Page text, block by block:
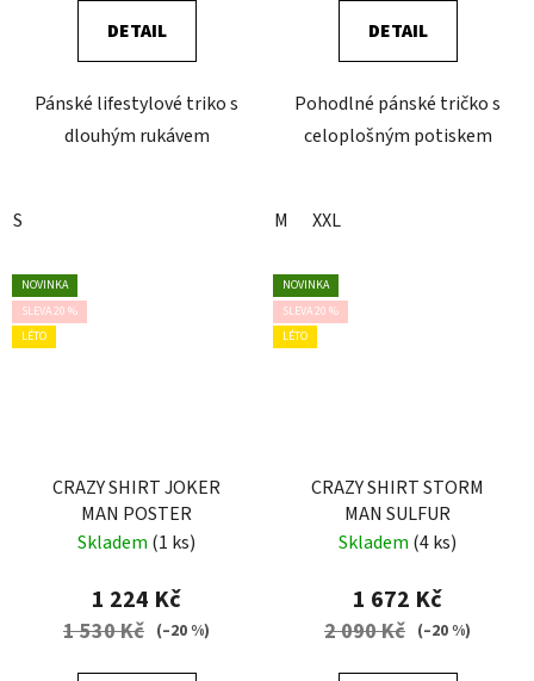
DETAIL
Pánské lifestylové triko s
dlouhým rukávem
S
DETAIL
Pohodlné pánské tričko s
celoplošným potiskem
M XXL
NOVINKA
SLEVA 20 %
LÉTO
CRAZY SHIRT JOKER
MAN POSTER
Skladem (1 ks)
1 224 Kč
1 530 Kč (–20 %)
NOVINKA
SLEVA 20 %
LÉTO
CRAZY SHIRT STORM
MAN SULFUR
Skladem (4 ks)
1 672 Kč
2 090 Kč (–20 %)